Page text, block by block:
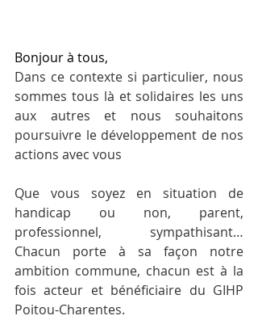
Bonjour à tous,
Dans ce contexte si particulier, nous
sommes tous là et solidaires les uns
aux autres et nous souhaitons
poursuivre le développement de nos
actions avec vous
Que vous soyez en situation de
handicap ou non, parent,
professionnel, sympathisant…
Chacun porte à sa façon notre
ambition commune, chacun est à la
fois acteur et bénéficiaire du GIHP
Poitou-Charentes.